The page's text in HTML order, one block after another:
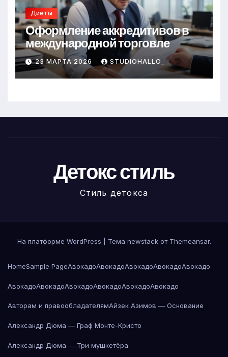
Диеты
Оформление аккредитивов в
международной торговле
23 МАРТА 2026 STUDIOHALLO_
Детокс стиль
Стиль детокса
На платформе WordPress Тема newstack от Themeansar.
HomeSample PageАвокадоАвокадоАвокадоАвокадоАвокадо
АвокадоАвокадоАвокадоАвокадоАвокадоАвокадо
Авторам и правообладателямАйзек Азимов — Основание
Александр Дюма — Граф Монте-Кристо
Александр Дюма — Три мушкетёра